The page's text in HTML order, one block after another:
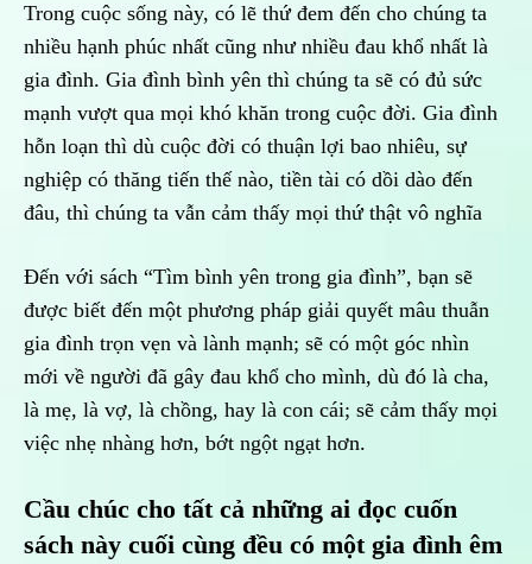
Trong cuộc sống này, có lẽ thứ đem đến cho chúng ta
nhiều hạnh phúc nhất cũng như nhiều đau khổ nhất là
gia đình. Gia đình bình yên thì chúng ta sẽ có đủ sức
mạnh vượt qua mọi khó khăn trong cuộc đời. Gia đình
hỗn loạn thì dù cuộc đời có thuận lợi bao nhiêu, sự
nghiệp có thăng tiến thế nào, tiền tài có dồi dào đến
đâu, thì chúng ta vẫn cảm thấy mọi thứ thật vô nghĩa
Đến với sách “Tìm bình yên trong gia đình”, bạn sẽ
được biết đến một phương pháp giải quyết mâu thuẫn
gia đình trọn vẹn và lành mạnh; sẽ có một góc nhìn
mới về người đã gây đau khổ cho mình, dù đó là cha,
là mẹ, là vợ, là chồng, hay là con cái; sẽ cảm thấy mọi
việc nhẹ nhàng hơn, bớt ngột ngạt hơn.
Cầu chúc cho tất cả những ai đọc cuốn
sách này cuối cùng đều có một gia đình êm